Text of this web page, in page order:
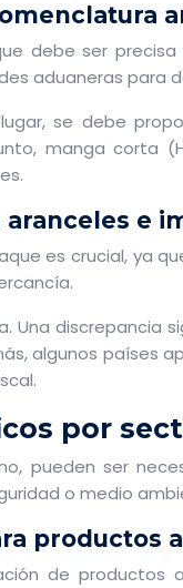
debe ser
aduaneras para
se debe
manga corta
e
es crucial, ya
Una
algunos países
por
pueden ser
o medio
productos
de